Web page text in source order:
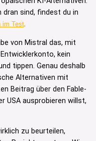
sind, findest du in
im Test.
von Mistral das, mit
kein
tippen. Genau deshalb
Alternativen mit
Beitrag über den Fable-
USA ausprobieren willst,
zu beurteilen,